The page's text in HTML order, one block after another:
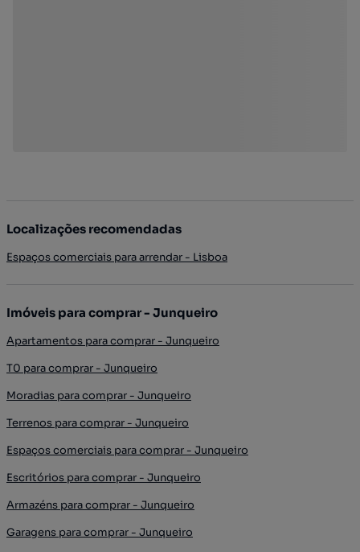
Localizações recomendadas
Espaços comerciais para arrendar - Lisboa
Imóveis para comprar - Junqueiro
Apartamentos para comprar - Junqueiro
T0 para comprar - Junqueiro
Moradias para comprar - Junqueiro
Terrenos para comprar - Junqueiro
Espaços comerciais para comprar - Junqueiro
Escritórios para comprar - Junqueiro
Armazéns para comprar - Junqueiro
Garagens para comprar - Junqueiro